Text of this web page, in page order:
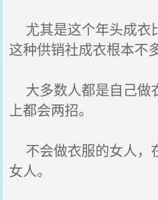
尤其是这个年头成衣
这种供销社成衣根本不
大多数人都是自己做
上都会两招。
不会做衣服的女人，
女人。